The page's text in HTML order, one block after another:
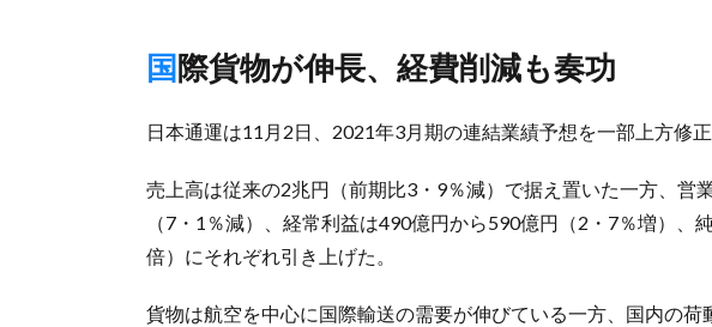
国際貨物が伸長、経費削減も奏功
日本通運は11月2日、2021年3月期の連結業績予想を一部上方修正
売上高は従来の2兆円（前期比3・9％減）で据え置いた一方、営
（7・1％減）、経常利益は490億円から590億円（2・7％増）、
倍）にそれぞれ引き上げた。
貨物は航空を中心に国際輸送の需要が伸びている一方、国内の